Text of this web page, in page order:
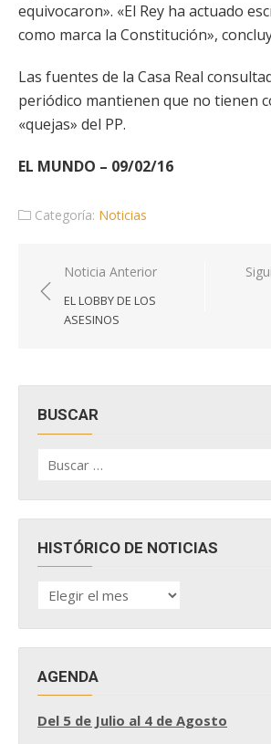
equivocaron». «El Rey ha actuado
como marca la Constitución»,
Las fuentes de la Casa Real
periódico mantienen que no tienen
«quejas» del PP.
EL MUNDO – 09/02/16
Categoría: Noticias
Navegación
de
entradas
Noticia Anterior
EL LOBBY DE LOS
ASESINOS
BUSCAR
por:
HISTÓRICO DE NOTICIAS
HISTÓRICO
DE
AGENDA
Del 5 de Julio al 4 de Agosto